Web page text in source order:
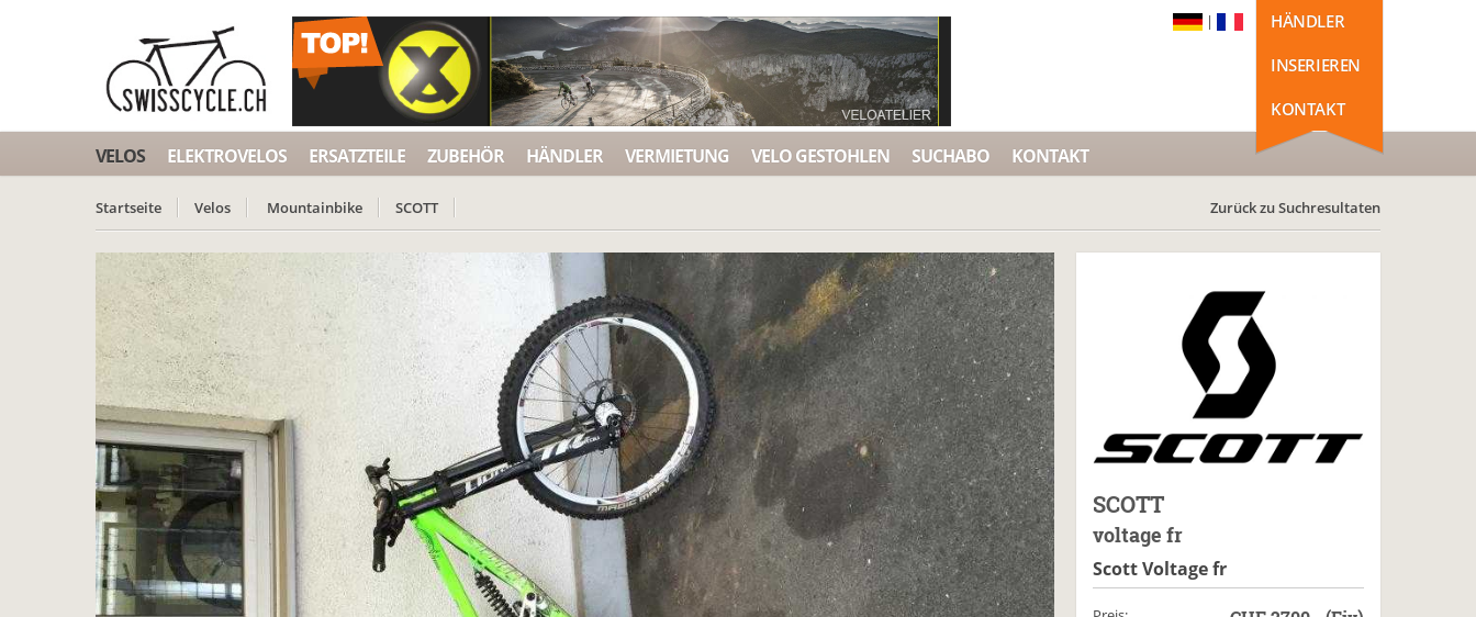
HÄNDLER
INSERIEREN
KONTAKT
|
VELOS ELEKTROVELOS ERSATZTEILE ZUBEHÖR HÄNDLER VERMIETUNG VELO GESTOHLEN SUCHABO KONTAKT
Startseite Velos Mountainbike SCOTT Zurück zu Suchresultaten
SCOTT
voltage fr
Scott Voltage fr